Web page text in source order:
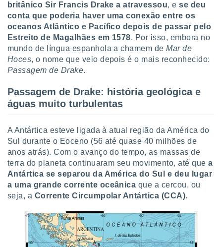
Pode
de
ao
nós e
únicos
e
este sitio
britânico Sir Francis Drake a atravessou, ese deu
conta que poderia haver uma conexão entre os
oceanos Atlântico e Pacífico depois de passar pelo
Estreito de Magalhães em 1578. Por isso, embora no
mundo de língua espanhola a chamem deMar de
Hoces, o nome que veio depois é o mais reconhecido:
Passagem de Drake.
Passagem de Drake: história geológica e
águas muito turbulentas
A Antártica esteve ligada à atual região da América do
Sul durante o Eoceno (56 até quase 40 milhões de
anos atrás). Com o avanço do tempo, as massas de
terra do planeta continuaram seu movimento, até que a
Antártica se separou da América do Sul e deu lugar
a uma grande corrente oceânica que a cercou, ou
seja, a Corrente Circumpolar Antártica (CCA).